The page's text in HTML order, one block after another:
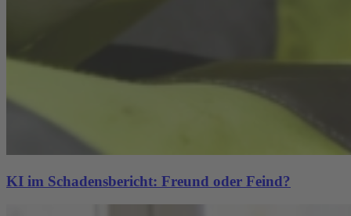
KI im Schadensbericht: Freund oder Feind?